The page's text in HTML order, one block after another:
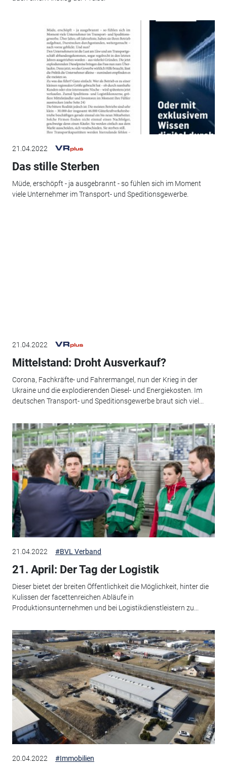
21.04.2022
Das stille Sterben
Müde, erschöpft - ja ausgebrannt - so fühlen sich im Moment
viele Unternehmer im Transport- und Speditionsgewerbe.
21.04.2022
Mittelstand: Droht Ausverkauf?
Corona, Fachkräfte- und Fahrermangel, nun der Krieg in der
Ukraine und die explodierenden Diesel- und Energiekosten. Im
deutschen Transport- und Speditionsgewerbe braut sich viel...
21.04.2022 #BVL Verband
21. April: Der Tag der Logistik
Dieser bietet der breiten Öffentlichkeit die Möglichkeit, hinter die
Kulissen der facettenreichen Abläufe in
Produktionsunternehmen und bei Logistikdienstleistern zu...
20.04.2022 #Immobilien